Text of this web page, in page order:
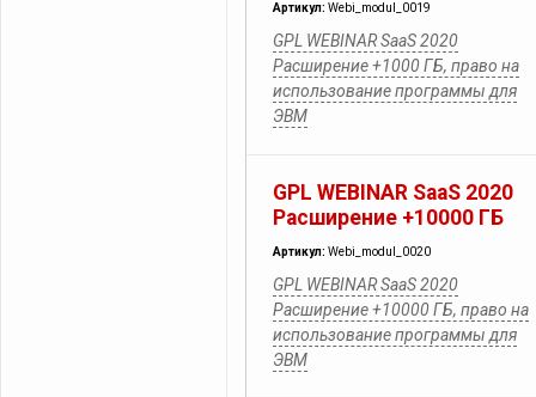
Артикул: Webi_modul_0019
GPL WEBINAR SaaS 2020
Расширение +1000 ГБ, право на
использование программы для
ЭВМ
GPL WEBINAR SaaS 2020
Расширение +10000 ГБ
Артикул: Webi_modul_0020
GPL WEBINAR SaaS 2020
Расширение +10000 ГБ, право на
использование программы для
ЭВМ